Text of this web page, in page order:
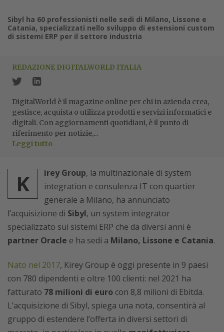
Sibyl ha 60 professionisti nelle sedi di Milano, Lissone e
Catania, specializzati nello sviluppo di estensioni custom
di sistemi ERP per il settore industria
REDAZIONE DIGITALWORLD ITALIA
DigitalWorld è il magazine online per chi in azienda crea,
gestisce, acquista o utilizza prodotti e servizi informatici e
digitali. Con aggiornamenti quotidiani, è il punto di
riferimento per notizie,...
Leggi tutto
K irey Group, la multinazionale di system
integration e consulenza IT con quartier
generale a Milano, ha annunciato
l’acquisizione di Sibyl, un system integrator
specializzato sui sistemi ERP che da diversi anni è
partner Oracle e ha sedi a Milano, Lissone e Catania.
Nato nel 2017, Kirey Group è oggi presente in 9 paesi
con 780 dipendenti e oltre 100 clienti: nel 2021 ha
fatturato 78 milioni di euro con 8,8 milioni di Ebitda.
L’acquisizione di Sibyl, spiega una nota, consentirà al
gruppo di estendere l’offerta in diversi settori di